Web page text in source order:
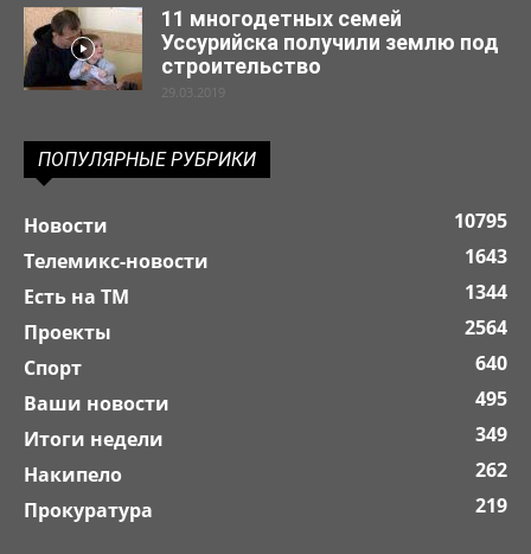
11 многодетных семей
Уссурийска получили землю под
строительство
29.03.2019
ПОПУЛЯРНЫЕ РУБРИКИ
Новости
10795
Телемикс-новости
1643
Есть на ТМ
1344
Проекты
2564
Спорт
640
Ваши новости
495
Итоги недели
349
Накипело
262
Прокуратура
219